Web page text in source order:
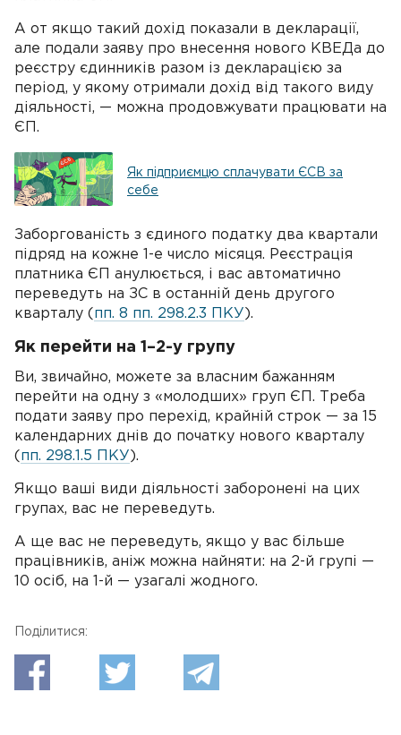
А от якщо такий дохід показали в декларації,
але подали заяву про внесення нового КВЕДа до
реєстру єдинників разом із декларацією за
період, у якому отримали дохід від такого виду
діяльності, — можна продовжувати працювати на
ЄП.
Як підприємцю сплачувати ЄСВ за
себе
Заборгованість з єдиного податку два квартали
підряд на кожне 1-е число місяця. Реєстрація
платника ЄП анулюється, і вас автоматично
переведуть на ЗС в останній день другого
кварталу ( пп. 8 пп. 298.2.3 ПКУ).
Як перейти на 1–2-у групу
Ви, звичайно, можете за власним бажанням
перейти на одну з «молодших» груп ЄП. Треба
подати заяву про перехід, крайній строк — за 15
календарних днів до початку нового кварталу
( пп. 298.1.5 ПКУ).
Якщо ваші види діяльності заборонені на цих
групах, вас не переведуть.
А ще вас не переведуть, якщо у вас більше
працівників, аніж можна найняти: на 2-й групі —
10 осіб, на 1-й — узагалі жодного.
Поділитися: